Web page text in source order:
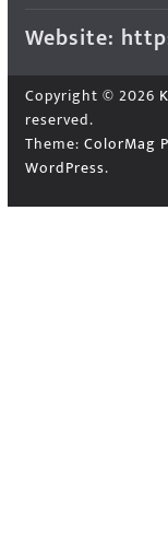
Website:
Copyright © 2026
reserved.
Theme: ColorMag
WordPress.